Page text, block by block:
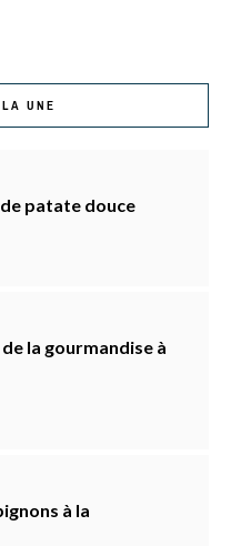
UNE
patate douce
la gourmandise à
à la